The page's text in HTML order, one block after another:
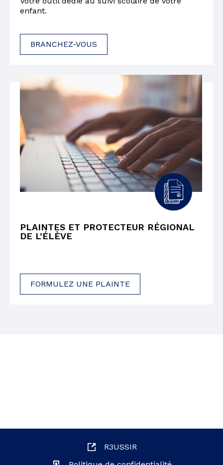
enfant.
BRANCHEZ-VOUS
PLAINTES ET PROTECTEUR RÉGIONAL
DE L’ÉLÈVE
FORMULEZ UNE PLAINTE
R3USSIR